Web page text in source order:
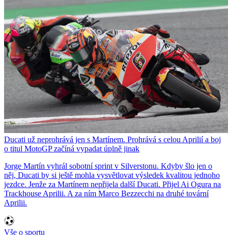
Ducati už neprohrává jen s Martínem. Prohrává s celou Aprilií a boj
o titul MotoGP začíná vypadat úplně jinak
Jorge Martín vyhrál sobotní sprint v Silverstonu. Kdyby šlo jen o
něj, Ducati by si ještě mohla vysvětlovat výsledek kvalitou jednoho
jezdce. Jenže za Martínem nepřijela další Ducati. Přijel Ai Ogura na
Trackhouse Aprilii. A za ním Marco Bezzecchi na druhé tovární
Aprilii.
Vše o sportu